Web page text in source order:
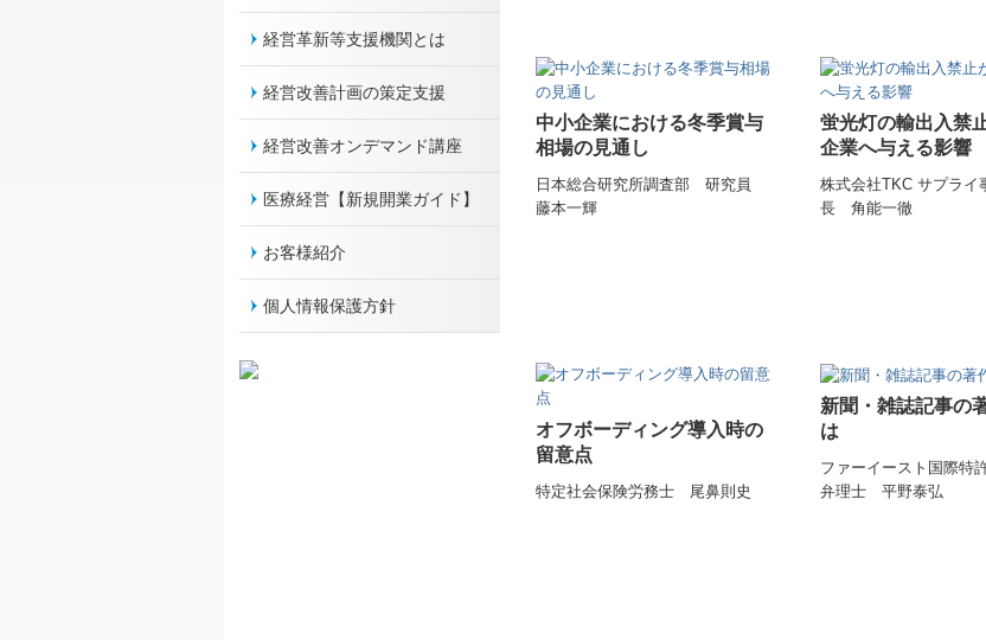
経営革新等支援機関とは
経営改善計画の策定支援
経営改善オンデマンド講座
医療経営【新規開業ガイド】
お客様紹介
個人情報保護方針
中小企業における冬季賞与
相場の見通し
日本総合研究所調査部 研究員
藤本一輝
蛍光灯の輸出入禁
企業へ与える影響
株式会社TKC サプライ
長 角能一徹
オフボーディング導入時の
留意点
特定社会保険労務士 尾鼻則史
新聞・雑誌記事の
は
ファーイースト国際特
弁理士 平野泰弘